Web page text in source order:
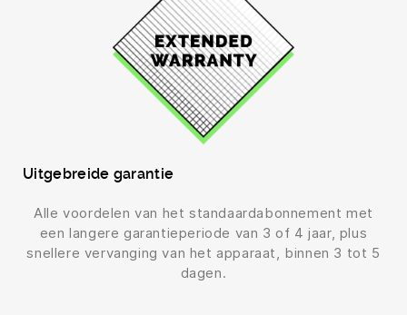
Uitgebreide garantie
Alle voordelen van het standaardabonnement met
een langere garantieperiode van 3 of 4 jaar, plus
snellere vervanging van het apparaat, binnen 3 tot 5
dagen.